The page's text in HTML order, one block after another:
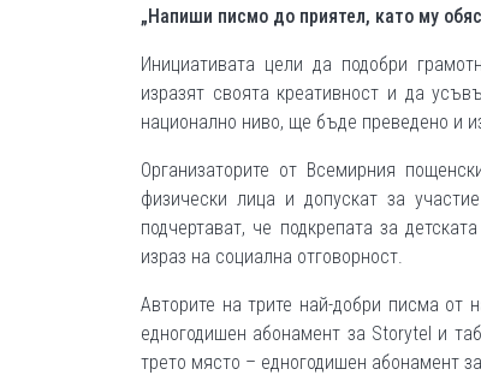
„Напиши писмо до приятел, като му
Инициативата цели да подобри
изразят своята креативност и да
национално ниво, ще бъде преведено и
Организаторите от Всемирния
физически лица и допускат за
подчертават, че подкрепата за
израз на социална отговорност.
Авторите на трите най-добри писма
едногодишен абонамент за Storytel и
трето място – едногодишен абонамент